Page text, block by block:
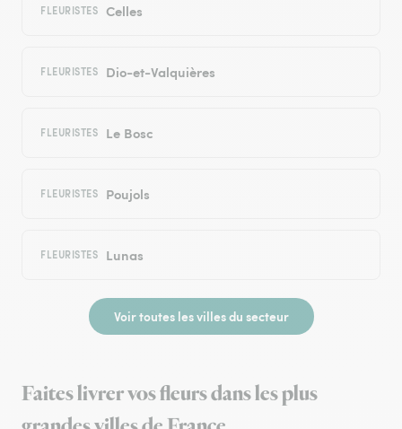
FLEURISTES Celles
FLEURISTES Dio-et-Valquières
FLEURISTES Le Bosc
FLEURISTES Poujols
FLEURISTES Lunas
Voir toutes les villes du secteur
Faites livrer vos fleurs dans les plus